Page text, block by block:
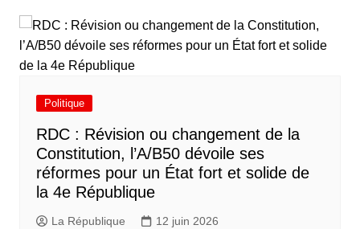
Politique
RDC : Révision ou changement de la
Constitution, l’A/B50 dévoile ses
réformes pour un État fort et solide de
la 4e République
La République 12 juin 2026